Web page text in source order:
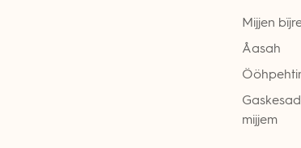
Mijjen
Åasah
mijjem